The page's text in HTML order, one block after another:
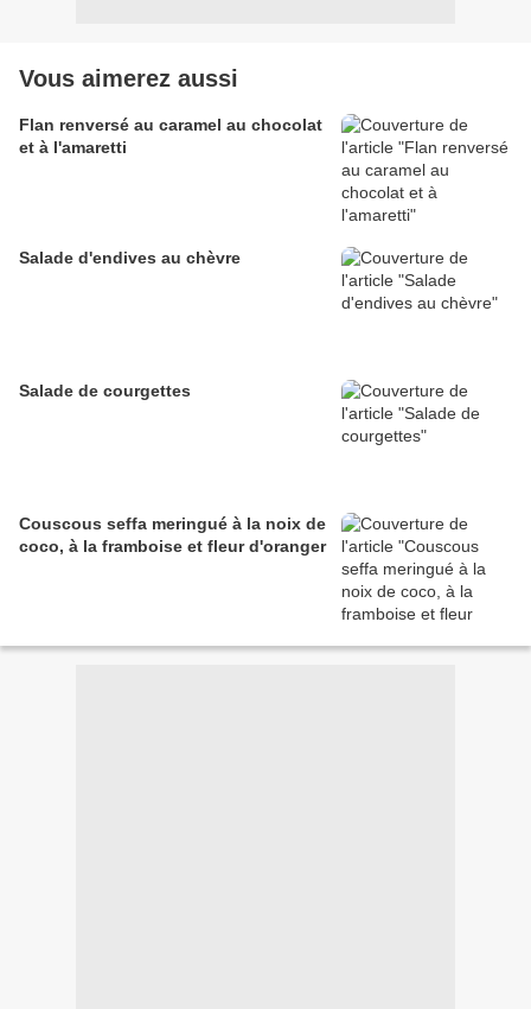
Vous aimerez aussi
Flan renversé au caramel au chocolat
et à l'amaretti
Salade d'endives au chèvre
Salade de courgettes
Couscous seffa meringué à la noix de
coco, à la framboise et fleur d'oranger